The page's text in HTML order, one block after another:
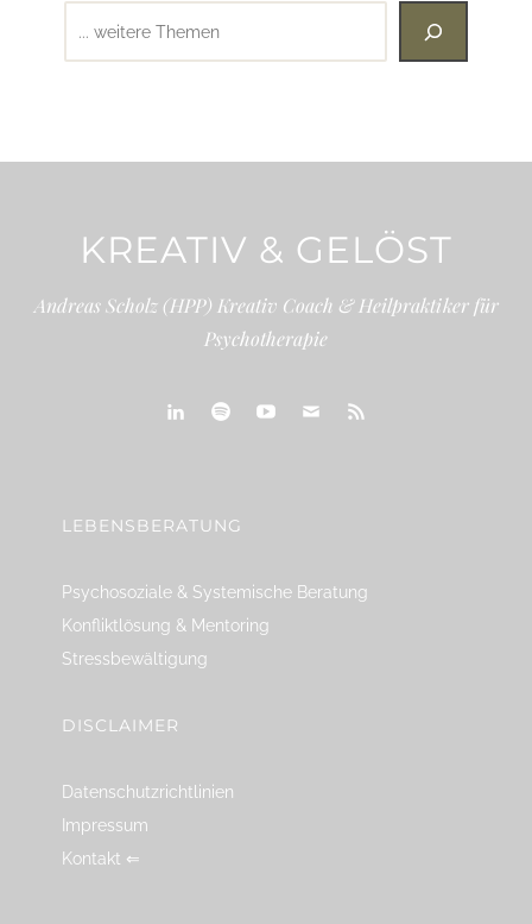
KREATIV & GELÖST
Andreas Scholz (HPP) Kreativ Coach & Heilpraktiker für
Psychotherapie
LEBENSBERATUNG
Psychosoziale & Systemische Beratung
Konfliktlösung & Mentoring
Stressbewältigung
DISCLAIMER
Datenschutzrichtlinien
Impressum
Kontakt ⇐